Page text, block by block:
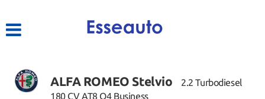
ACQUISTIAMO USATOALFA ROMEO Stelvio
2.2 Turbodiesel
180 CV AT8 Q4 Business